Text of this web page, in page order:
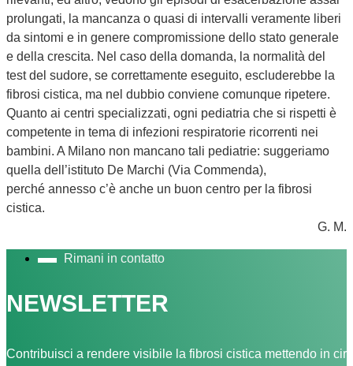
prolungati, la mancanza o quasi di intervalli veramente liberi
da sintomi e in genere compromissione dello stato generale
e della crescita. Nel caso della domanda, la normalità del
test del sudore, se correttamente eseguito, escluderebbe la
fibrosi cistica, ma nel dubbio conviene comunque ripetere.
Quanto ai centri specializzati, ogni pediatria che si rispetti è
competente in tema di infezioni respiratorie ricorrenti nei
bambini. A Milano non mancano tali pediatrie: suggeriamo
quella dell’istituto De Marchi (Via Commenda),
perché annesso c’è anche un buon centro per la fibrosi
cistica.
G. M.
Rimani in contatto
NEWSLETTER
Contribuisci a rendere visibile la fibrosi cistica mettendo in